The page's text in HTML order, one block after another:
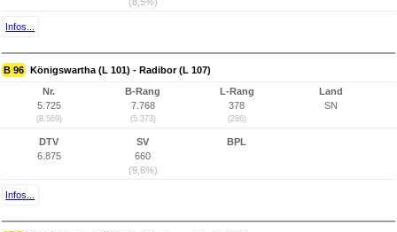
Infos...
B 96 Königswartha (L 101) - Radibor (L 107)
Nr.
5.725
(8.569)
B-Rang
7.768
(5.373)
L-Rang
378
(286)
Land
SN
DTV
6.875
SV
660
(9,6%)
BPL
Infos...